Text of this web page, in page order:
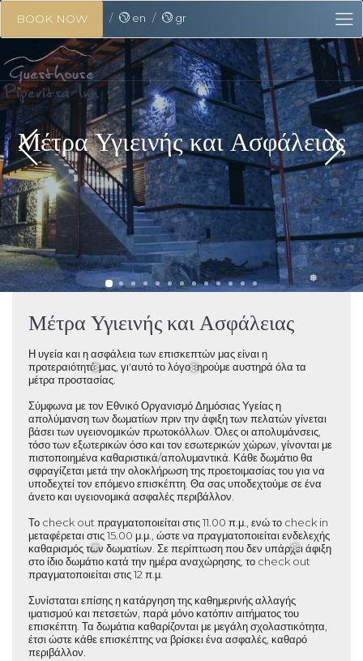
❅
❆
❅
❆
❅
BOOK NOW en gr
Μέτρα Υγιεινής και Ασφάλειας
Μέτρα Υγιεινής και Ασφάλειας
Η υγεία και η ασφάλεια των επισκεπτών μας είναι η
προτεραιότητά μας, γι'αυτό το λόγο τηρούμε αυστηρά όλα τα
μέτρα προστασίας.
Σύμφωνα με τον Εθνικό Οργανισμό Δημόσιας Υγείας η
απολύμανση των δωματίων πριν την άφιξη των πελατών γίνεται
βάσει των υγειονομικών πρωτοκόλλων. Όλες οι απολυμάνσεις,
τόσο των εξωτερικών όσο και τον εσωτερικών χώρων, γίνονται με
πιστοποιημένα καθαριστικά/απολυμαντικά. Κάθε δωμάτιο θα
σφραγίζεται μετά την ολοκλήρωση της προετοιμασίας του για να
υποδεχτεί τον επόμενο επισκέπτη. Θα σας υποδεχτούμε σε ένα
άνετο και υγειονομικά ασφαλές περιβάλλον.
Το check out πραγματοποιείται στις 11.00 π.μ., ενώ το check in
μεταφέρεται στις 15.00 μ.μ., ώστε να πραγματοποιείται ενδελεχής
καθαρισμός των δωματίων. Σε περίπτωση που δεν υπάρχει άφιξη
στο ίδιο δωμάτιο κατά την ημέρα αναχώρησης, το check out
πραγματοποιείται στις 12 π.μ.
Συνίσταται επίσης η κατάργηση της καθημερινής αλλαγής
ιματισμού και πετσετών, παρά μόνο κατόπιν αιτήματος του
επισκέπτη. Τα δωμάτια καθαρίζονται με μεγάλη σχολαστικότητα,
έτσι ώστε κάθε επισκέπτης να βρίσκει ένα ασφαλές, καθαρό
περιβάλλον.